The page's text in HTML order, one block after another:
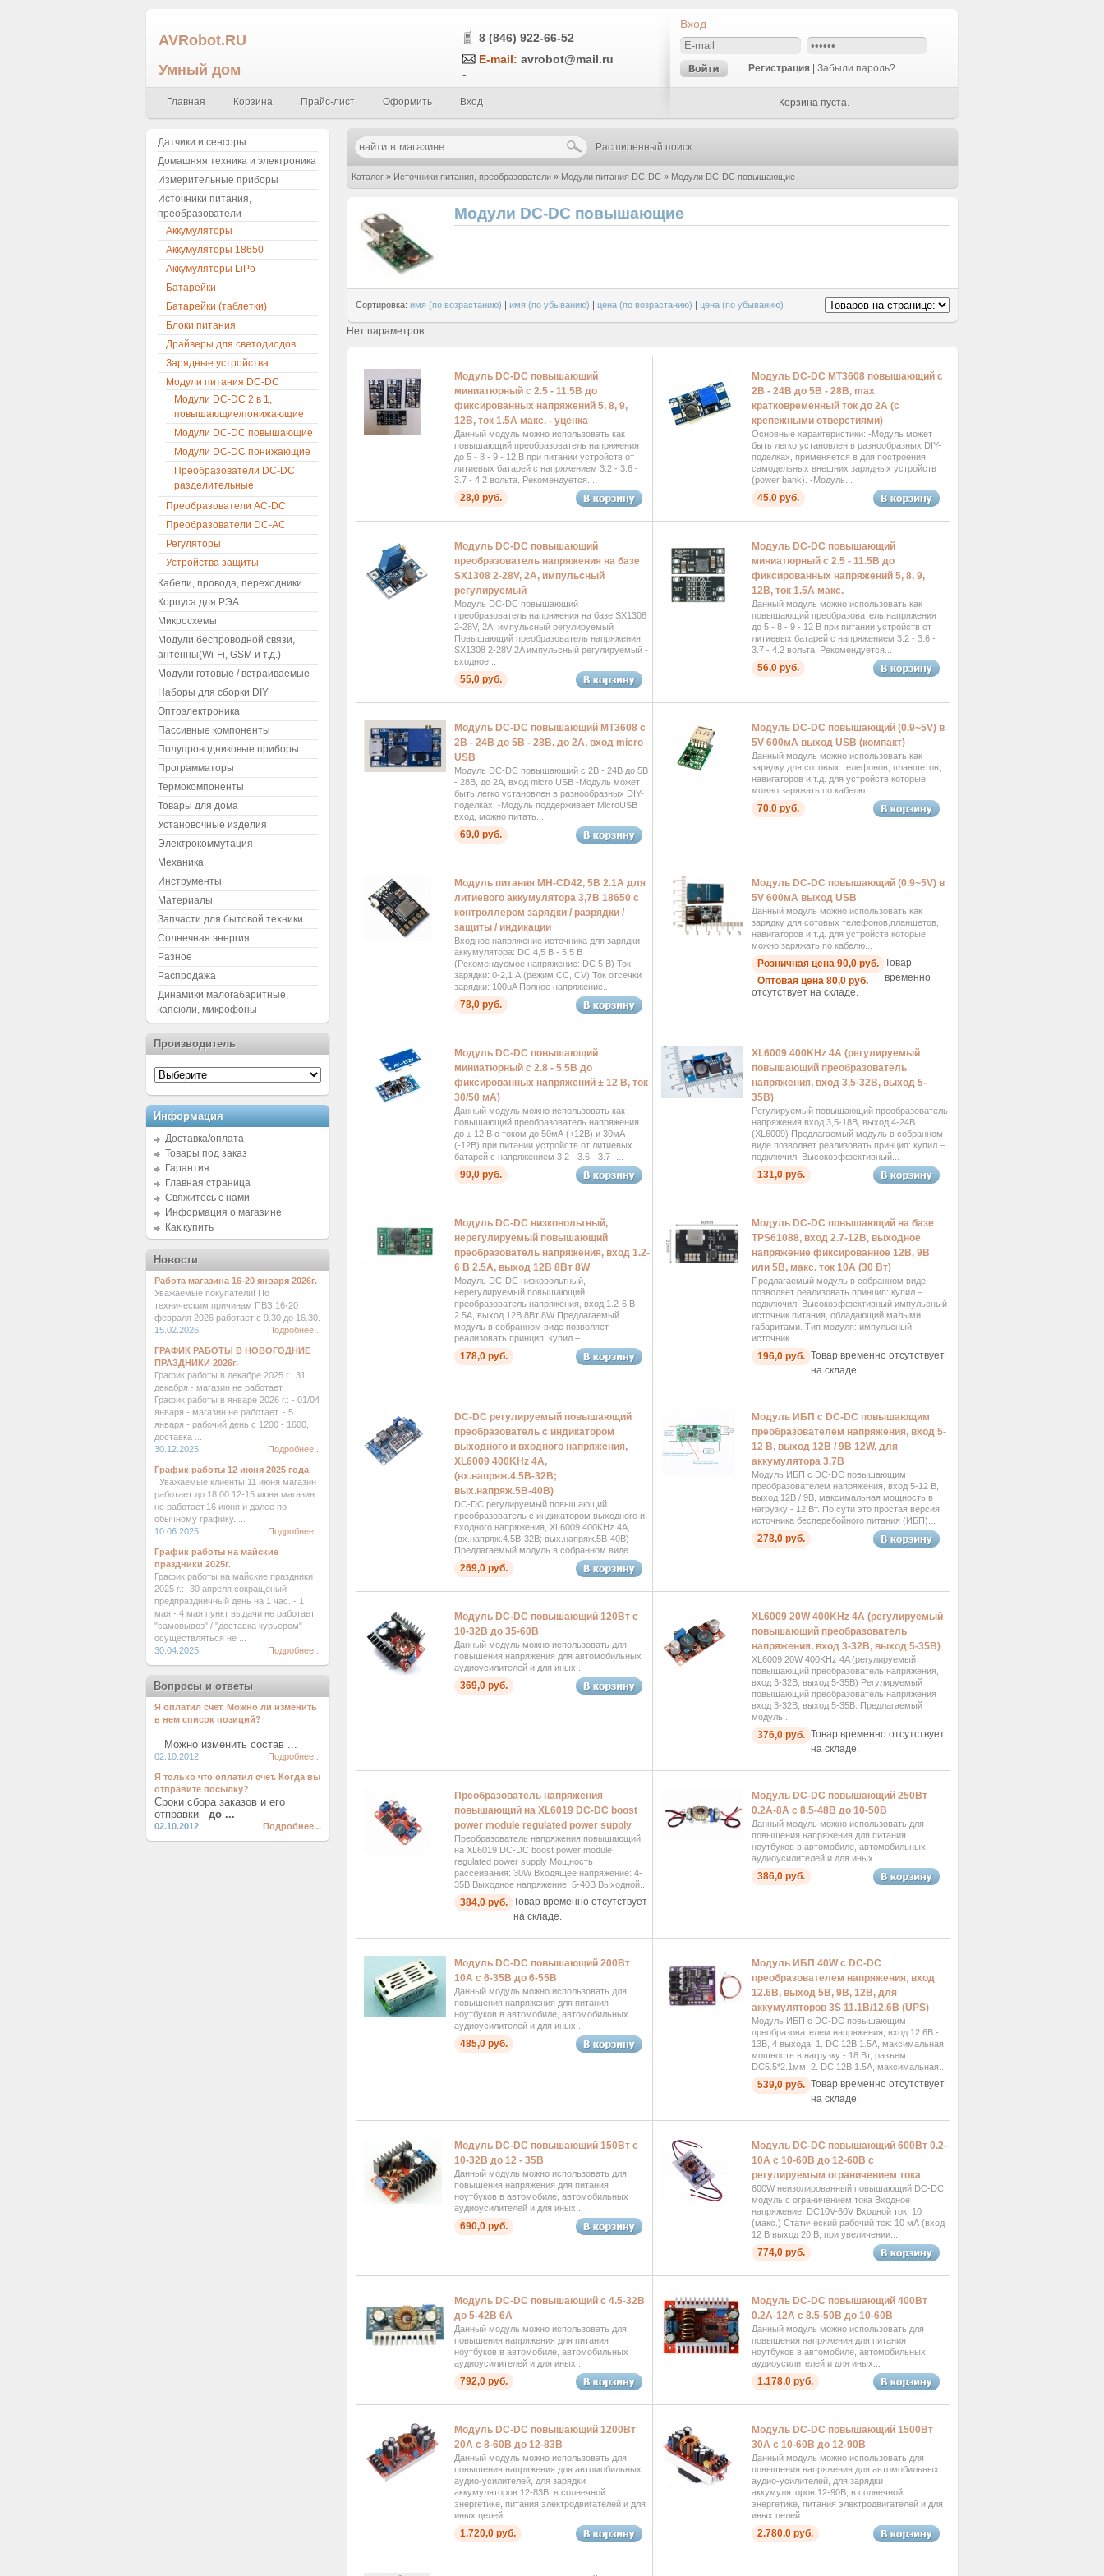
AVRobot.RU
Умный дом
8 (846) 922-66-52
E-mail: avrobot@mail.ru
-
Главная Корзина Прайс-лист Оформить Вход
Вход
Регистрация Забыли пароль?
Корзина пуста.
Расширенный поиск
Каталог » Источники питания, преобразователи » Модули питания DC-DC » Модули DC-DC повышающие
Модули DC-DC повышающие
Сортировка: имя (по возрастанию) | имя (по убыванию) | цена (по возрастанию) | цена (по убыванию)
Нет параметров
Модуль DC-DC повышающий
миниатюрный с 2.5 - 11.5В до
фиксированных напряжений 5, 8, 9,
12В, ток 1.5А макс. - уценка
Данный модуль можно использовать как
повышающий преобразователь напряжения
до 5 - 8 - 9 - 12 В при питании устройств от
литиевых батарей с напряжением 3.2 - 3.6 -
3.7 - 4.2 вольта. Рекомендуется...
28,0 руб.
Модуль DC-DC MT3608 повышающий с
2В - 24В до 5В - 28В, max
кратковременный ток до 2А (с
крепежными отверстиями)
Основные характеристики: -Модуль может
быть легко установлен в разнообразных DIY-
поделках, применяется в для построения
самодельных внешних зарядных устройств
(power bank). -Модуль...
45,0 руб.
Модуль DC-DC повышающий
преобразователь напряжения на базе
SX1308 2-28V, 2A, импульсный
регулируемый
Модуль DC-DC повышающий
преобразователь напряжения на базе SX1308
2-28V, 2A, импульсный регулируемый
Повышающий преобразователь напряжения
SX1308 2-28V 2A импульсный регулируемый -
входное...
55,0 руб.
Модуль DC-DC повышающий
миниатюрный с 2.5 - 11.5В до
фиксированных напряжений 5, 8, 9,
12В, ток 1.5А макс.
Данный модуль можно использовать как
повышающий преобразователь напряжения
до 5 - 8 - 9 - 12 В при питании устройств от
литиевых батарей с напряжением 3.2 - 3.6 -
3.7 - 4.2 вольта. Рекомендуется...
56,0 руб.
Модуль DC-DC повышающий MT3608 с
2В - 24В до 5В - 28В, до 2А, вход micro
USB
Модуль DC-DC повышающий с 2В - 24В до 5В
- 28В, до 2А, вход micro USB -Модуль может
быть легко установлен в разнообразных DIY-
поделках. -Модуль поддерживает MicroUSB
вход, можно питать...
69,0 руб.
Модуль DC-DC повышающий (0.9~5V) в
5V 600мА выход USB (компакт)
Данный модуль можно использовать как
зарядку для сотовых телефонов, планшетов,
навигаторов и т.д. для устройств которые
можно заряжать по кабелю...
70,0 руб.
Модуль питания MH-CD42, 5В 2.1А для
литиевого аккумулятора 3,7В 18650 с
контроллером зарядки / разрядки /
защиты / индикации
Входное напряжение источника для зарядки
аккумулятора: DC 4,5 В - 5,5 В
(Рекомендуемое напряжение: DC 5 В) Ток
зарядки: 0-2,1 А (режим CC, CV) Ток отсечки
зарядки: 100uA Полное напряжение...
78,0 руб.
Модуль DC-DC повышающий (0.9~5V) в
5V 600мА выход USB
Данный модуль можно использовать как
зарядку для сотовых телефонов,планшетов,
навигаторов и т.д. для устройств которые
можно заряжать по кабелю...
Розничная цена 90,0 руб.
Оптовая цена 80,0 руб.
Товар
временно
отсутствует на складе.
Модуль DC-DC повышающий
миниатюрный с 2.8 - 5.5В до
фиксированных напряжений ± 12 В, ток
30/50 мА)
Данный модуль можно использовать как
повышающий преобразователь напряжения
до ± 12 В с током до 50мА (+12В) и 30мА
(-12В) при питании устройств от литиевых
батарей с напряжением 3.2 - 3.6 - 3.7 -...
90,0 руб.
XL6009 400KHz 4А (регулируемый
повышающий преобразователь
напряжения, вход 3,5-32В, выход 5-
35В)
Регулируемый повышающий преобразователь
напряжения вход 3,5-18В, выход 4-24В.
(XL6009) Предлагаемый модуль в собранном
виде позволяет реализовать принцип: купил –
подключил. Высокоэффективный...
131,0 руб.
Модуль DC-DC низковольтный,
нерегулируемый повышающий
преобразователь напряжения, вход 1.2-
6 В 2.5А, выход 12В 8Вт 8W
Модуль DC-DC низковольтный,
нерегулируемый повышающий
преобразователь напряжения, вход 1.2-6 В
2.5А, выход 12В 8Вт 8W Предлагаемый
модуль в собранном виде позволяет
реализовать принцип: купил –...
178,0 руб.
Модуль DC-DC повышающий на базе
TPS61088, вход 2.7-12В, выходное
напряжение фиксированное 12В, 9В
или 5В, макс. ток 10A (30 Вт)
Предлагаемый модуль в собранном виде
позволяет реализовать принцип: купил –
подключил. Высокоэффективный импульсный
источник питания, обладающий малыми
габаритами. Тип модуля: импульсный
источник...
196,0 руб. Товар временно отсутствует
на складе.
DC-DC регулируемый повышающий
преобразователь с индикатором
выходного и входного напряжения,
XL6009 400KHz 4А,
(вх.напряж.4.5В-32В;
вых.напряж.5В-40В)
DC-DC регулируемый повышающий
преобразователь с индикатором выходного и
входного напряжения, XL6009 400KHz 4А,
(вх.напряж.4.5В-32В; вых.напряж.5В-40В)
Предлагаемый модуль в собранном виде...
269,0 руб.
Модуль ИБП с DC-DC повышающим
преобразователем напряжения, вход 5-
12 В, выход 12В / 9В 12W, для
аккумулятора 3,7В
Модуль ИБП с DC-DC повышающим
преобразователем напряжения, вход 5-12 В,
выход 12В / 9В, максимальная мощность в
нагрузку - 12 Вт. По сути это простая версия
источника бесперебойного питания (ИБП)...
278,0 руб.
Модуль DC-DC повышающий 120Вт с
10-32В до 35-60В
Данный модуль можно использовать для
повышения напряжения для автомобильных
аудиоусилителей и для иных...
369,0 руб.
XL6009 20W 400KHz 4A (регулируемый
повышающий преобразователь
напряжения, вход 3-32В, выход 5-35В)
XL6009 20W 400KHz 4A (регулируемый
повышающий преобразователь напряжения,
вход 3-32В, выход 5-35В) Регулируемый
повышающий преобразователь напряжения
вход 3-32В, выход 5-35В. Предлагаемый
модуль...
376,0 руб. Товар временно отсутствует
на складе.
Преобразователь напряжения
повышающий на XL6019 DC-DC boost
power module regulated power supply
Преобразователь напряжения повышающий
на XL6019 DC-DC boost power module
regulated power supply Мощность
рассеивания: 30W Входящее напряжение: 4-
35В Выходное напряжение: 5-40В Выходной...
384,0 руб. Товар временно отсутствует
на складе.
Модуль DC-DC повышающий 250Вт
0.2А-8А с 8.5-48В до 10-50В
Данный модуль можно использовать для
повышения напряжения для питания
ноутбуков в автомобиле, автомобильных
аудиоусилителей и для иных...
386,0 руб.
Модуль DC-DC повышающий 200Вт
10А с 6-35В до 6-55В
Данный модуль можно использовать для
повышения напряжения для питания
ноутбуков в автомобиле, автомобильных
аудиоусилителей и для иных...
485,0 руб.
Модуль ИБП 40W с DC-DC
преобразователем напряжения, вход
12.6В, выход 5В, 9В, 12В, для
аккумуляторов 3S 11.1В/12.6В (UPS)
Модуль ИБП с DC-DC повышающим
преобразователем напряжения, вход 12.6В -
13В, 4 выхода: 1. DC 12В 1.5А, максимальная
мощность в нагрузку - 18 Вт, разъем
DC5.5*2.1мм. 2. DC 12В 1.5А, максимальная...
539,0 руб. Товар временно отсутствует
на складе.
Модуль DC-DC повышающий 150Вт с
10-32В до 12 - 35В
Данный модуль можно использовать для
повышения напряжения для питания
ноутбуков в автомобиле, автомобильных
аудиоусилителей и для иных...
690,0 руб.
Модуль DC-DC повышающий 600Вт 0.2-
10А с 10-60В до 12-60В с
регулируемым ограничением тока
600W неизолированный повышающий DC-DC
модуль с ограничением тока Входное
напряжение: DC10V-60V Входной ток: 10
(макс.) Статический рабочий ток: 10 мА (вход
12 В выход 20 В, при увеличении...
774,0 руб.
Модуль DC-DC повышающий с 4.5-32В
до 5-42В 6А
Данный модуль можно использовать для
повышения напряжения для питания
ноутбуков в автомобиле, автомобильных
аудиоусилителей и для иных...
792,0 руб.
Модуль DC-DC повышающий 400Вт
0.2А-12А с 8.5-50В до 10-60В
Данный модуль можно использовать для
повышения напряжения для питания
ноутбуков в автомобиле, автомобильных
аудиоусилителей и для иных...
1.178,0 руб.
Модуль DC-DC повышающий 1200Вт
20А с 8-60В до 12-83В
Данный модуль можно использовать для
повышения напряжения для автомобильных
аудио-усилителей, для зарядки
аккумуляторов 12-83В, в солнечной
энергетике, питания электродвигателей и для
иных целей....
1.720,0 руб.
Модуль DC-DC повышающий 1500Вт
30А с 10-60В до 12-90В
Данный модуль можно использовать для
повышения напряжения для автомобильных
аудио-усилителей, для зарядки
аккумуляторов 12-90В, в солнечной
энергетике, питания электродвигателей и для
иных целей....
2.780,0 руб.
Датчики и сенсоры
Домашняя техника и электроника
Измерительные приборы
Источники питания,
преобразователи
Аккумуляторы
Аккумуляторы 18650
Аккумуляторы LiPo
Батарейки
Батарейки (таблетки)
Блоки питания
Драйверы для светодиодов
Зарядные устройства
Модули питания DC-DC
Модули DC-DC 2 в 1,
повышающие/понижающие
Модули DC-DC повышающие
Модули DC-DC понижающие
Преобразователи DC-DC
разделительные
Преобразователи AC-DC
Преобразователи DC-AC
Регуляторы
Устройства защиты
Кабели, провода, переходники
Корпуса для РЭА
Микросхемы
Модули беспроводной связи,
антенны(Wi-Fi, GSM и т.д.)
Модули готовые / встраиваемые
Наборы для сборки DIY
Оптоэлектроника
Пассивные компоненты
Полупроводниковые приборы
Программаторы
Термокомпоненты
Товары для дома
Установочные изделия
Электрокоммутация
Механика
Инструменты
Материалы
Запчасти для бытовой техники
Солнечная энергия
Разное
Распродажа
Динамики малогабаритные,
капсюли, микрофоны
Производитель
Информация
Доставка/оплата
Товары под заказ
Гарантия
Главная страница
Свяжитесь с нами
Информация о магазине
Как купить
Новости
Работа магазина 16-20 января 2026г.
Уважаемые покупатели! По
техническим причинам ПВЗ 16-20
февраля 2026 работает с 9.30 до 16.30.
15.02.2026
Подробнее...
ГРАФИК РАБОТЫ В НОВОГОДНИЕ
ПРАЗДНИКИ 2026г.
График работы в декабре 2025 г.: 31
декабря - магазин не работает.
График работы в январе 2026 г.: - 01/04
января - магазин не работает. - 5
января - рабочий день с 1200 - 1600,
доставка ...
30.12.2025
Подробнее...
График работы 12 июня 2025 года
Уважаемые клиенты!11 июня магазин
работает до 18:00.12-15 июня магазин
не работает.16 июня и далее по
обычному графику. ...
10.06.2025
Подробнее...
График работы на майские
праздники 2025г.
График работы на майские праздники
2025 г.:- 30 апреля сокращеный
предпраздничный день на 1 час. - 1
мая - 4 мая пункт выдачи не работает,
"самовывоз" / "доставка курьером"
осуществляться не ...
30.04.2025
Подробнее...
Вопросы и ответы
Я оплатил счет. Можно ли изменить
в нем список позиций?
Можно изменить состав ...
02.10.2012 Подробнее...
Я только что оплатил счет. Когда вы
отправите посылку?
Сроки сбора заказов и его
отправки - до ...
02.10.2012 Подробнее...